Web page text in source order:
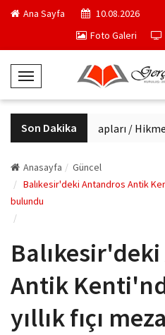
Ana Sayfa
10.08.2026
Foto Galeri
T
o
g
g
e
N
a
g
t
o
Son Dakika
Haftanın kitapları /
Anasayfa
Güncel
Balıkesir'deki Antandros Antik
bulundu
Antik
yıllık fıçı